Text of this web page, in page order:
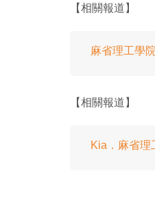
【相關報道】
麻省理工學
【相關報道】
Kia．麻省理